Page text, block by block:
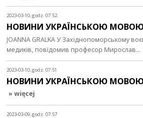
2023-03-10, godz. 07:52
НОВИНИ УКРАЇНСЬКОЮ МОВОЮ
JOANNA GRALKA У Західнопоморському
медиків, повідомив професор Мирослав…
2023-03-10, godz. 07:51
НОВИНИ УКРАЇНСЬКОЮ МОВОЮ
» więcej
2023-03-09, godz. 07:57